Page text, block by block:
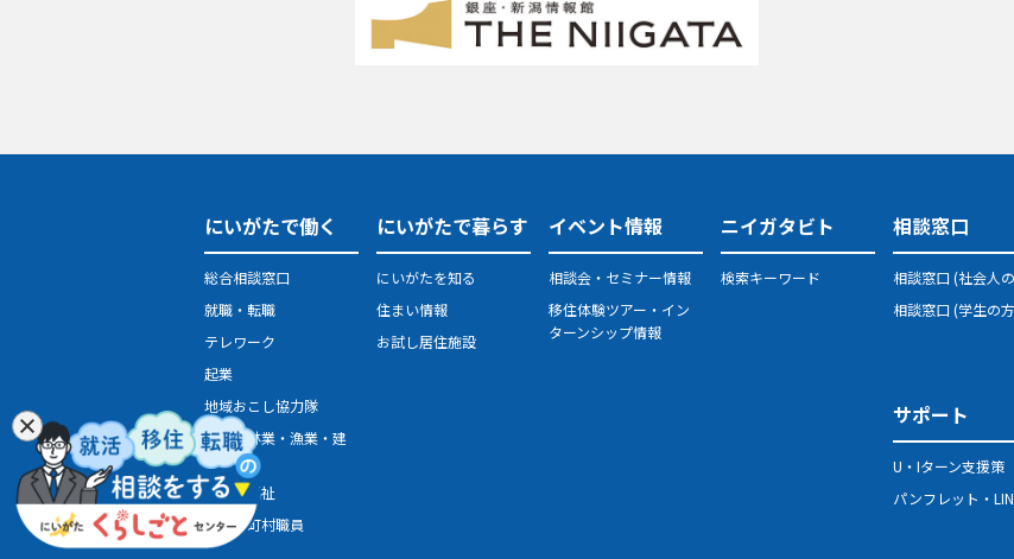
にいがたで働く
総合相談窓口
就職・転職
テレワーク
起業
地域おこし協力隊
農業・林業・漁業・建
設業
医療・福祉
県・市町村職員
にいがたで暮らす
にいがたを知る
住まい情報
お試し居住施設
イベント情報
相談会・セミナー情報
移住体験ツアー・イン
ターンシップ情報
ニイガタビト
検索キーワード
相談窓口
相談窓口 (社会人
相談窓口 (学生の
サポート
U・Iターン支援策
パンフレット・